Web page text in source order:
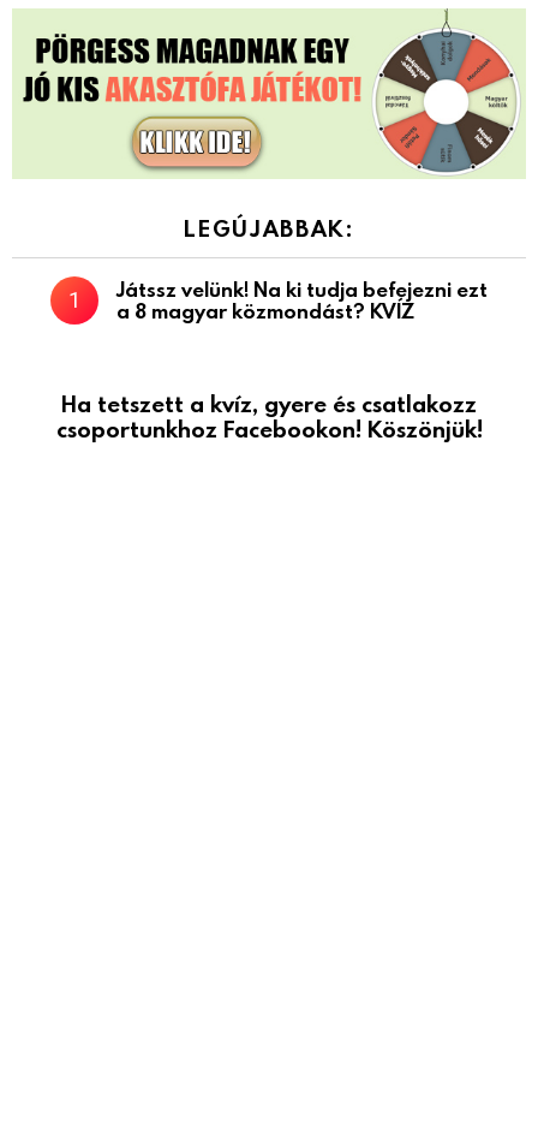
LEGÚJABBAK:
Játssz velünk! Na ki tudja befejezni ezt
a 8 magyar közmondást? KVÍZ
Ha tetszett a kvíz, gyere és csatlakozz
csoportunkhoz Facebookon! Köszönjük!